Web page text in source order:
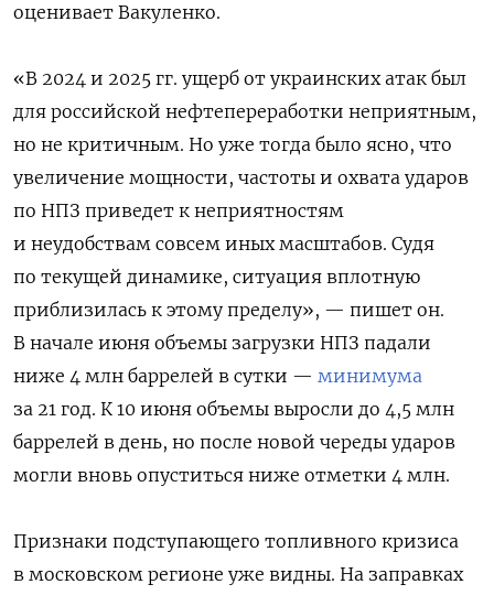
оценивает Вакуленко.
«В 2024 и 2025 гг. ущерб от украинских атак был
для российской нефтепереработки неприятным,
но не критичным. Но уже тогда было ясно, что
увеличение мощности, частоты и охвата ударов
по НПЗ приведет к неприятностям
и неудобствам совсем иных масштабов. Судя
по текущей динамике, ситуация вплотную
приблизилась к этому пределу», — пишет он.
В начале июня объемы загрузки НПЗ падали
ниже 4 млн баррелей в сутки — минимума
за 21 год. К 10 июня объемы выросли до 4,5 млн
баррелей в день, но после новой череды ударов
могли вновь опуститься ниже отметки 4 млн.
Признаки подступающего топливного кризиса
в московском регионе уже видны. На заправках